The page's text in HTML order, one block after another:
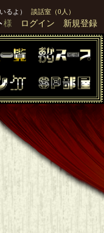
るよ） 談話室（0人）
様 ログイン 新規登録